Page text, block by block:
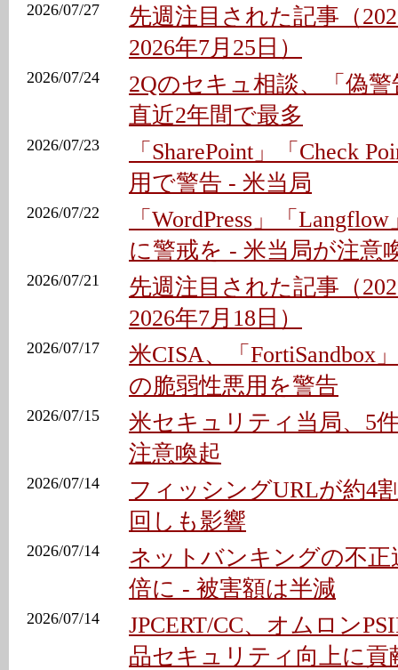
2026/07/27
先週注目された記事（
2026年7月25日）
2026/07/24
2Qのセキュ相談、「偽
直近2年間で最多
2026/07/23
「SharePoint」「Check
用で警告 - 米当局
2026/07/22
「WordPress」「
に警戒を - 米当局が注意
2026/07/21
先週注目された記事（
2026年7月18日）
2026/07/17
米CISA、「FortiSandbox
の脆弱性悪用を警告
2026/07/15
米セキュリティ当局、5
注意喚起
2026/07/14
フィッシングURLが約4
回しも影響
2026/07/14
ネットバンキングの不正
倍に - 被害額は半減
2026/07/14
JPCERT/CC、オムロン
品セキュリティ向上に貢